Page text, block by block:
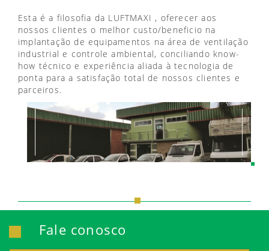
Esta é a filosofia da LUFTMAXI , oferecer aos
nossos clientes o melhor custo/beneficio na
implantação de equipamentos na área de ventilação
industrial e controle ambiental, conciliando know-
how técnico e experiência aliada à tecnologia de
ponta para a satisfação total de nossos clientes e
parceiros.
Fale conosco